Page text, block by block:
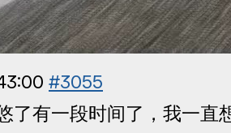
#3055
了有一段时间了，我一直